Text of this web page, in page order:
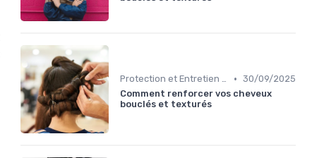
Protection et Entretien des Boucles • 30/09/2025
Comment renforcer vos cheveux
bouclés et texturés